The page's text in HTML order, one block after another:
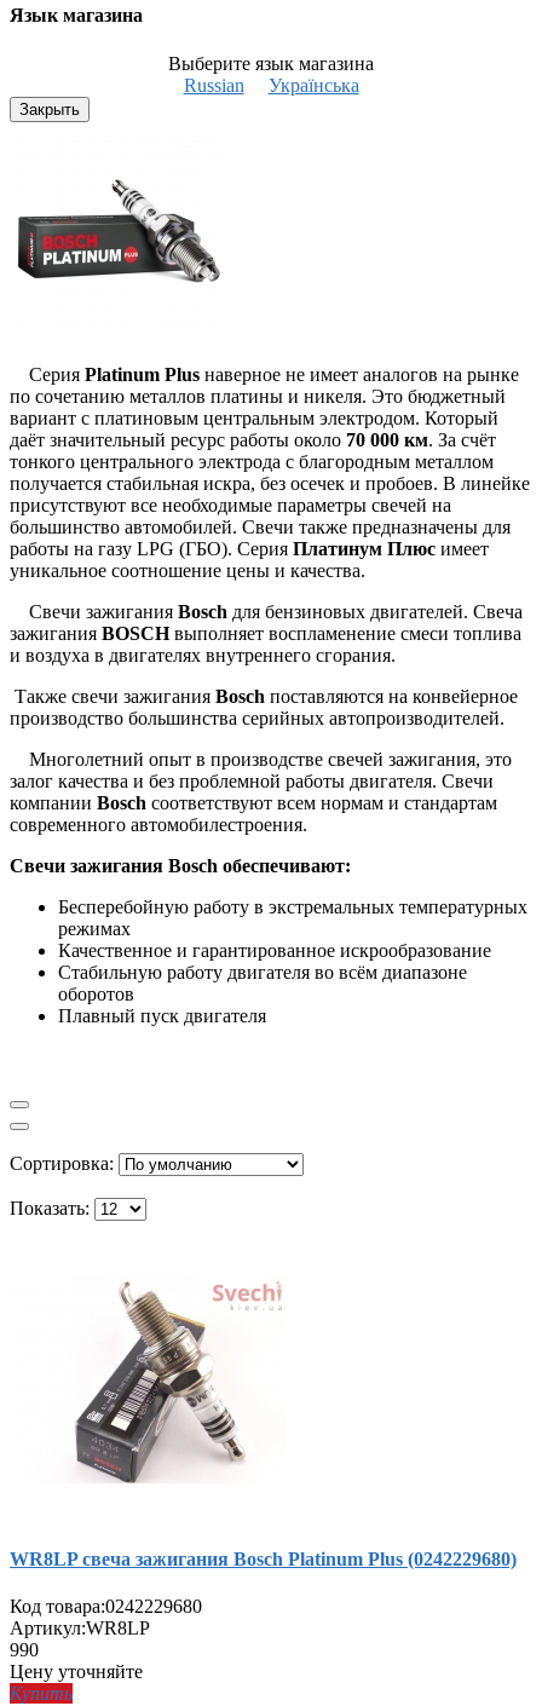
Язык магазина
Выберите язык магазина
Russian
Українська
Закрыть
Серия Platinum Plus наверное не имеет аналогов на рынке
по сочетанию металлов платины и никеля. Это бюджетный
вариант с платиновым центральным электродом. Который
даёт значительный ресурс работы около 70 000 км. За счёт
тонкого центрального электрода с благородным металлом
получается стабильная искра, без осечек и пробоев. В линейке
присутствуют все необходимые параметры свечей на
большинство автомобилей. Свечи также предназначены для
работы на газу LPG (ГБО). Серия Платинум Плюс имеет
уникальное соотношение цены и качества.
Свечи зажигания Bosch для бензиновых двигателей. Свеча
зажигания BOSCHвыполняет воспламенение смеси топлива
и воздуха в двигателях внутреннего сгорания.
Также свечи зажигания Bosch поставляются на конвейерное
производство большинства серийных автопроизводителей.
Многолетний опыт в производстве свечей зажигания, это
залог качества и без проблемной работы двигателя. Свечи
компании Bosch соответствуют всем нормам и стандартам
современного автомобилестроения.
Свечи зажигания Bosch обеспечивают:
Бесперебойную работу в экстремальных температурных
режимах
Качественное и гарантированное искрообразование
Стабильную работу двигателя во всём диапазоне
оборотов
Плавный пуск двигателя
Сортировка:
Показать:
WR8LP свеча зажигания Bosch Platinum Plus (0242229680)
Код товара:0242229680
Артикул:WR8LP
990
Цену уточняйте
Купить